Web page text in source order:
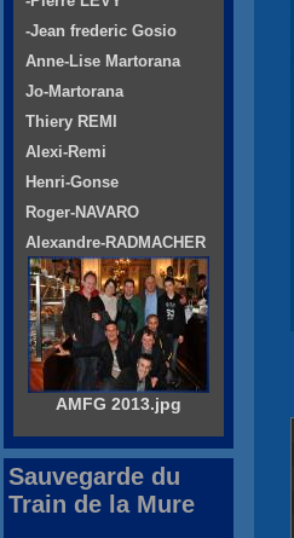
-Jean frederic Gosio
Anne-Lise Martorana
Jo-Martorana
Thiery REMI
Alexi-Remi
Henri-Gonse
Roger-NAVARO
Alexandre-RADMACHER
AMFG 2013.jpg
Sauvegarde du
Train de la Mure